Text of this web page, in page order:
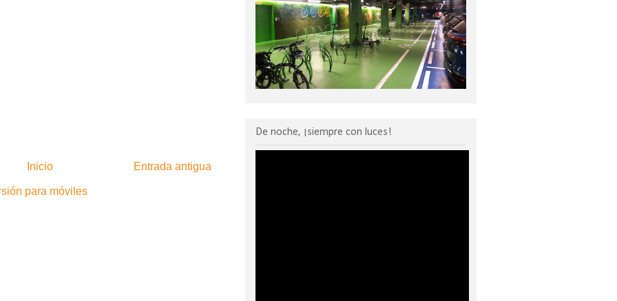
Entrada antigua
Inicio
para móviles
De noche, ¡siempre con luces!